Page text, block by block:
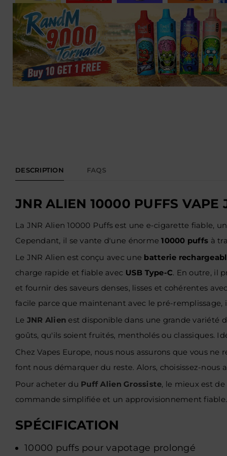
DESCRIPTION FAQS
JNR ALIEN 10000 PUFFS VAPE
La JNR Alien 10000 Puffs est une e-cigarette fiable,
Cependant, il se vante d'une énorme10000 puffs à
Le JNR Alien est conçu avec une batterie
charge rapide et fiable avec USB Type-C. En outre, il
et fournir des saveurs denses, lisses et cohérentes
facile parce que maintenant avec le pré-remplissage,
Le JNR Alien est disponible dans une grande variété
goûts, qu'ils soient fruités, mentholés ou classiques.
Chez Vapes Europe, nous nous assurons que vous
font nous démarquer du reste. Alors, choisissez-nous
Pour acheter du Puff Alien Grossiste, le mieux est
commande simplifiée et un approvisionnement fiable.
SPÉCIFICATION
10000 puffs pour vapotage prolongé